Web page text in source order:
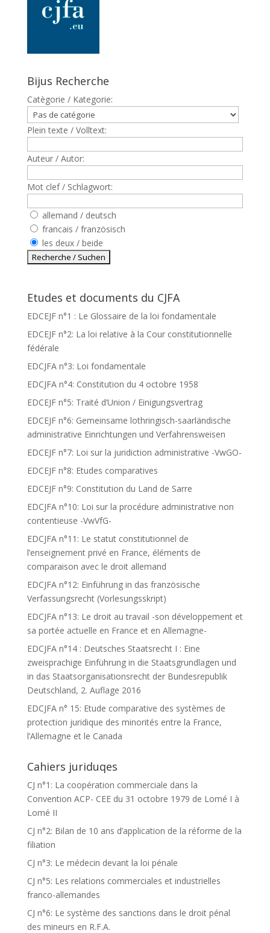
Bijus Recherche
Catègorie / Kategorie:
Plein texte / Volltext:
Auteur / Autor:
Mot clef / Schlagwort:
allemand / deutsch
francais / französisch
les deux / beide
Etudes et documents du CJFA
EDCEJF n°1 : Le Glossaire de la loi fondamentale
EDCEJF n°2: La loi relative à la Cour constitutionnelle
fédérale
EDCJFA n°3: Loi fondamentale
EDCJFA n°4: Constitution du 4 octobre 1958
EDCEJF n°5: Traité d’Union / Einigungsvertrag
EDCEJF n°6: Gemeinsame lothringisch-saarländische
administrative Einrichtungen und Verfahrensweisen
EDCEJF n°7: Loi sur la juridiction administrative -VwGO-
EDCEJF n°8: Etudes comparatives
EDCEJF n°9: Constitution du Land de Sarre
EDCJFA n°10: Loi sur la procédure administrative non
contentieuse -VwVfG-
EDCJFA n°11: Le statut constitutionnel de
l’enseignement privé en France, éléments de
comparaison avec le droit allemand
EDCJFA n°12: Einführung in das französische
Verfassungsrecht (Vorlesungsskript)
EDCJFA n°13: Le droit au travail -son développement et
sa portée actuelle en France et en Allemagne-
EDCJFA n°14 : Deutsches Staatsrecht I : Eine
zweisprachige Einführung in die Staatsgrundlagen und
in das Staatsorganisationsrecht der Bundesrepublik
Deutschland, 2. Auflage 2016
EDCJFA n° 15: Etude comparative des systèmes de
protection juridique des minorités entre la France,
l’Allemagne et le Canada
Cahiers juriduqes
CJ n°1: La coopération commerciale dans la
Convention ACP- CEE du 31 octobre 1979 de Lomé I à
Lomé II
CJ n°2: Bilan de 10 ans d’application de la réforme de la
filiation
CJ n°3: Le médecin devant la loi pénale
CJ n°5: Les relations commerciales et industrielles
franco-allemandes
CJ n°6: Le système des sanctions dans le droit pénal
des mineurs en R.F.A.